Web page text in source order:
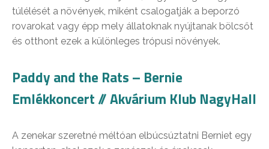
túlélését a növények, miként csalogatják a beporzó
rovarokat vagy épp mely állatoknak nyújtanak bölcsőt
és otthont ezek a különleges trópusi növények.
Paddy and the Rats – Bernie
Emlékkoncert // Akvárium Klub NagyHall
A zenekar szeretné méltóan elbúcsúztatni Berniet egy